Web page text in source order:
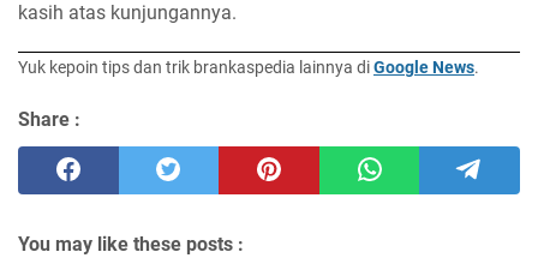
kasih atas kunjungannya.
Yuk kepoin tips dan trik brankaspedia lainnya diGoogle News.
Share :
You may like these posts :